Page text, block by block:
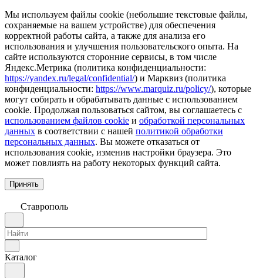
Мы используем файлы cookie (небольшие текстовые файлы,
сохраняемые на вашем устройстве) для обеспечения
корректной работы сайта, а также для анализа его
использования и улучшения пользовательского опыта. На
сайте используются сторонние сервисы, в том числе
Яндекс.Метрика (политика конфиденциальности:
https://yandex.ru/legal/confidential/) и Марквиз (политика
конфиденциальности: https://www.marquiz.ru/policy/), которые
могут собирать и обрабатывать данные с использованием
cookie. Продолжая пользоваться сайтом, вы соглашаетесь с
использованием файлов cookie и обработкой персональных
данных в соответствии с нашей политикой обработки
персональных данных. Вы можете отказаться от
использования cookie, изменив настройки браузера. Это
может повлиять на работу некоторых функций сайта.
Принять
Ставрополь
Каталог